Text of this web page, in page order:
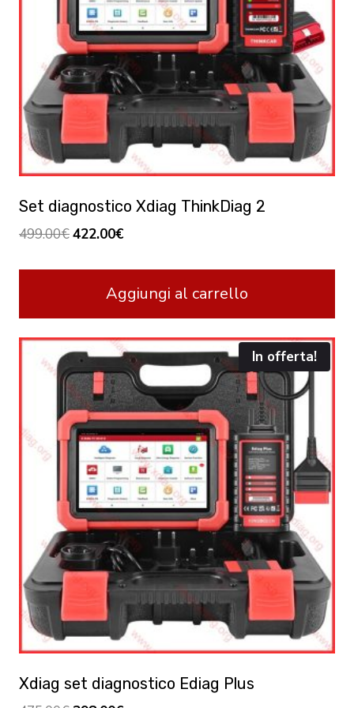
Set diagnostico Xdiag ThinkDiag 2
499.00€Original
499.00€.
422.00€Current
422.00€.
Aggiungi al carrello
In offerta!
Xdiag set diagnostico Ediag Plus